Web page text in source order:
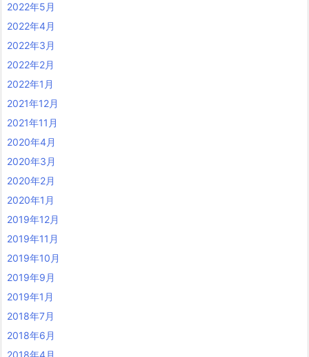
2022年5月
2022年4月
2022年3月
2022年2月
2022年1月
2021年12月
2021年11月
2020年4月
2020年3月
2020年2月
2020年1月
2019年12月
2019年11月
2019年10月
2019年9月
2019年1月
2018年7月
2018年6月
2018年4月